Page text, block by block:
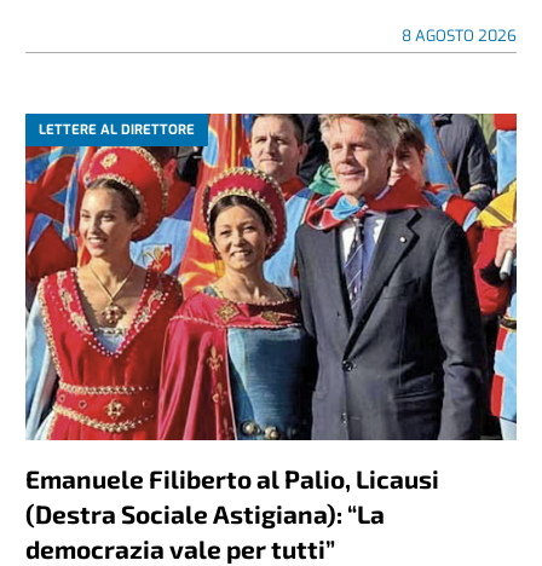
8 AGOSTO 2026
LETTERE AL DIRETTORE
Emanuele Filiberto al Palio, Licausi
(Destra Sociale Astigiana): “La
democrazia vale per tutti”